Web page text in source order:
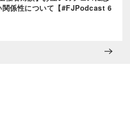
関係性について【#FJPodcast 6